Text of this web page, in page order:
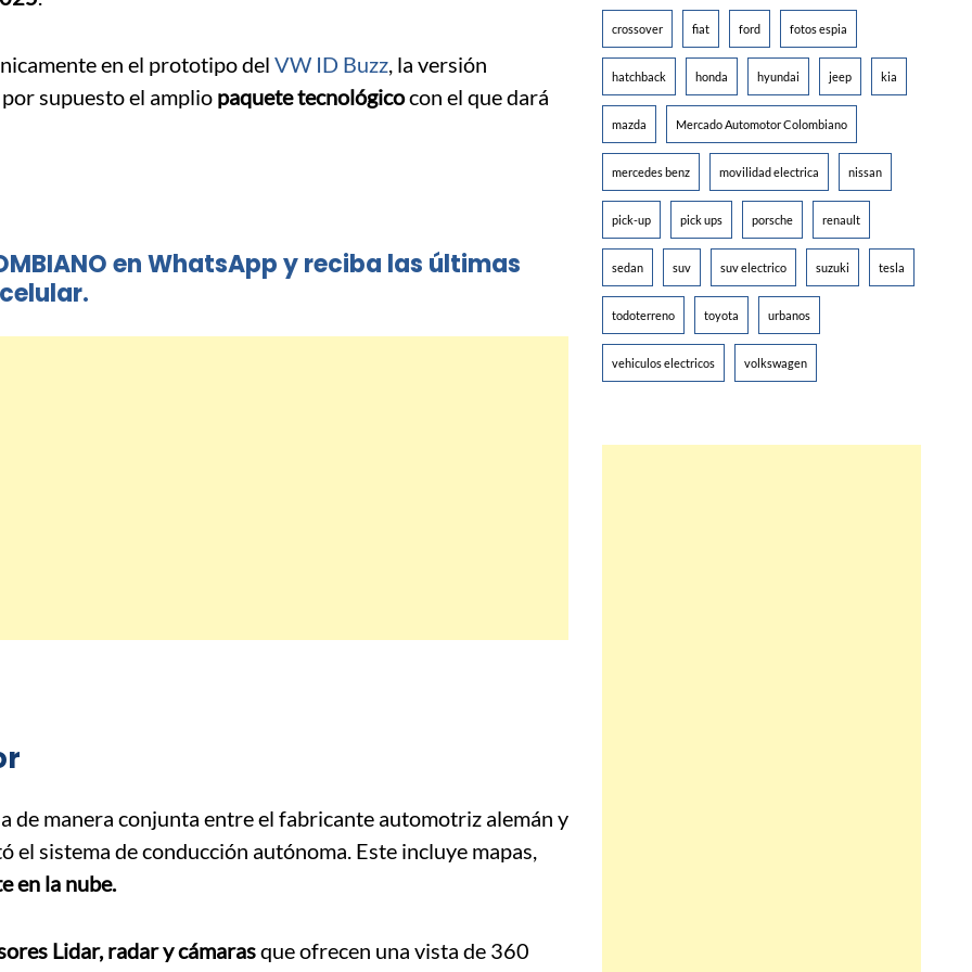
en el prototipo del VW ID Buzz, la versión
por supuesto el amplio paquete tecnológicocon el que dará
en WhatsApp y reciba las últimas
de manera conjunta entre el fabricante automotriz alemán y
el sistema de conducción autónoma. Este incluye mapas,
en la nube.
Lidar, radar y cámarasque ofrecen una vista de 360
crossover fiat ford fotos espia
hatchback honda hyundai jeep kia
mazda Mercado Automotor Colombiano
mercedes benz movilidad electrica nissan
pick-up pick ups porsche renault
sedan suv suv electrico suzuki tesla
todoterreno toyota urbanos
vehiculos electricos volkswagen